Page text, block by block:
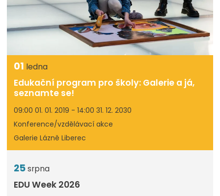
01 ledna
Edukační program pro školy: Galerie a já,
seznamte se!
09:00 01. 01. 2019 - 14:00 31. 12. 2030
Konference/vzdělávací akce
Galerie Lázně Liberec
25srpna
EDU Week 2026